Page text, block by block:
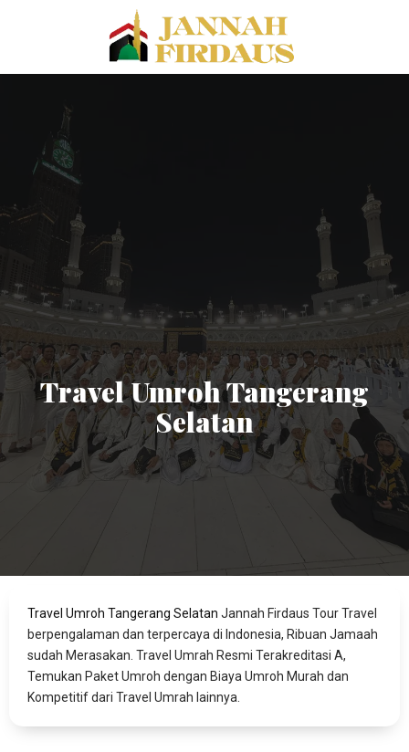
Travel Umroh Tangerang
Selatan
Travel Umroh Tangerang Selatan Jannah Firdaus Tour Travel
berpengalaman dan terpercaya di Indonesia, Ribuan Jamaah
sudah Merasakan. Travel Umrah Resmi Terakreditasi A,
Temukan Paket Umroh dengan Biaya Umroh Murah dan
Kompetitif dari Travel Umrah lainnya.